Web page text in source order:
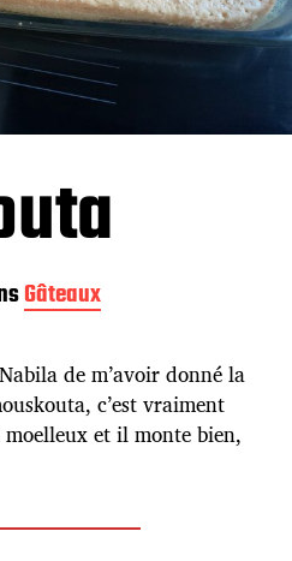
Gâteaux
de m’avoir donné la
c’est vraiment
et il monte bien,